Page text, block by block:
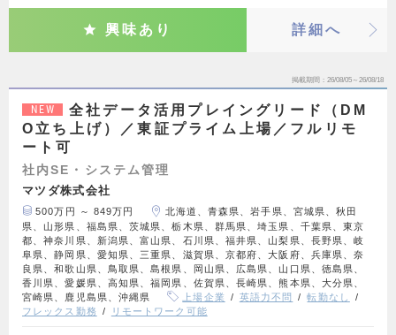
興味あり 詳細へ
掲載期間 26/08/05～26/08/18
NEW
全社データ活用プレイングリード（DM
O立ち上げ）／東証プライム上場／フルリモ
ート可
社内SE・システム管理
マツダ株式会社
500万円 ～ 849万円
北海道、青森県、岩手県、宮城県、秋田
県、山形県、福島県、茨城県、栃木県、群馬県、埼玉県、千葉県、東京
都、神奈川県、新潟県、富山県、石川県、福井県、山梨県、長野県、岐
阜県、静岡県、愛知県、三重県、滋賀県、京都府、大阪府、兵庫県、奈
良県、和歌山県、鳥取県、島根県、岡山県、広島県、山口県、徳島県、
香川県、愛媛県、高知県、福岡県、佐賀県、長崎県、熊本県、大分県、
宮崎県、鹿児島県、沖縄県
上場企業 英語力不問
転勤なし
フレックス勤務
リモートワーク可能